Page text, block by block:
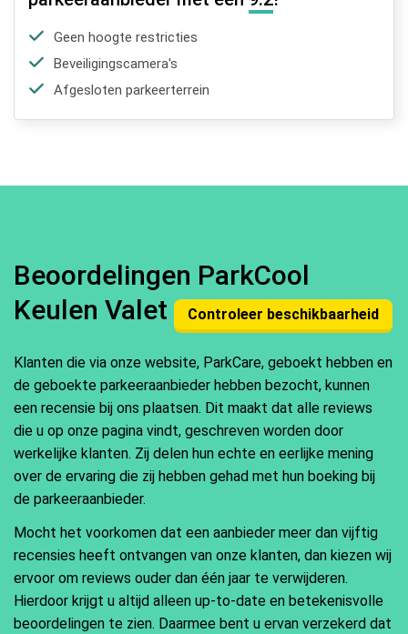
Geen hoogte restricties
Beveiligingscamera's
Afgesloten parkeerterrein
Beoordelingen ParkCool
Keulen Valet
Controleer beschikbaarheid
Klanten die via onze website, ParkCare, geboekt hebben en
de geboekte parkeeraanbieder hebben bezocht, kunnen
een recensie bij ons plaatsen. Dit maakt dat alle reviews
die u op onze pagina vindt, geschreven worden door
werkelijke klanten. Zij delen hun echte en eerlijke mening
over de ervaring die zij hebben gehad met hun boeking bij
de parkeeraanbieder.
Mocht het voorkomen dat een aanbieder meer dan vijftig
recensies heeft ontvangen van onze klanten, dan kiezen wij
ervoor om reviews ouder dan één jaar te verwijderen.
Hierdoor krijgt u altijd alleen up-to-date en betekenisvolle
beoordelingen te zien. Daarmee bent u ervan verzekerd dat